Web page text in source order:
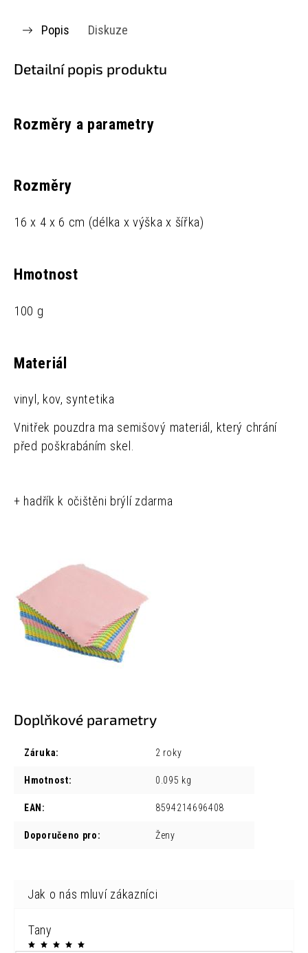
Popis Diskuze
Detailní popis produktu
Rozměry a parametry
Rozměry
16 x 4 x 6 cm (délka x výška x šířka)
Hmotnost
100 g
Materiál
vinyl, kov, syntetika
Vnitřek pouzdra ma semišový materiál, který chrání
před poškrabáním skel.
+ hadřík k očištěni brýlí zdarma
Doplňkové parametry
Záruka: 2 roky
Hmotnost: 0.095 kg
EAN : 8594214696408
Doporučeno pro: Ženy
Tany